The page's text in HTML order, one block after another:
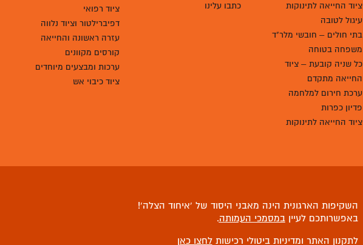
ציוד החייאה לתינוקות
עיגול לטובה
בתי חולים – חובשי מלר"ד
משפחה בטוחה
כל שניה קובעת – ציוד
החייאה מתקדם
ערכת חירום למלחמה
פדיון כפרות
ציוד החייאה לתינוקות
כתבו עלינו
ציוד רפואי
דפיברילטור וציוד נלווה
עזרה ראשונה והחייאה
קורסים מקוונים
ערכות ומבצעים מיוחדים
ציוד כיבוי אש
השקיפות הארגונית הינה מאבני היסוד של ‘איחוד הצלה’!
באפשרותכם לעייןבמסמכי העמותה.
לתקנון האתר ומדיניות ביטולי רכישותלחצו כאן